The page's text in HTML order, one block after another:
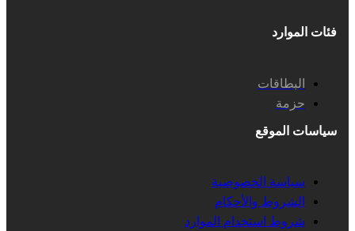
فئات الموارد
البطاقات
حزمة
سياسات الموقع
سياسة الخصوصية
الشروط والأحكام
شروط استخدام الموارد